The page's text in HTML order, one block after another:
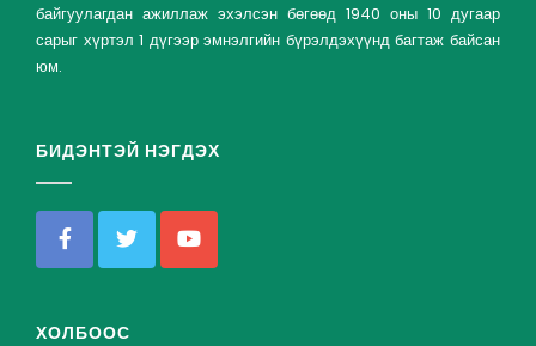
байгуулагдан ажиллаж эхэлсэн бөгөөд 1940 оны 10 дугаар
сарыг хүртэл 1 дүгээр эмнэлгийн бүрэлдэхүүнд багтаж байсан
юм.
БИДЭНТЭЙ НЭГДЭХ
ХОЛБООС